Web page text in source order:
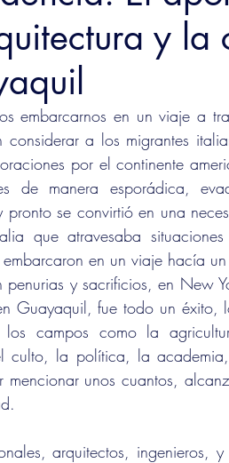
y la
embarcarnos en un viaje a
considerar a los migrantes
por el continente
de manera esporádica,
pronto se convirtió en una
que atravesaba
en un viaje hacía
penurias y sacrificios, en New
Guayaquil, fue todo un éxito,
los campos como la
culto, la política, la
mencionar unos cuantos,
arquitectos, ingenieros,